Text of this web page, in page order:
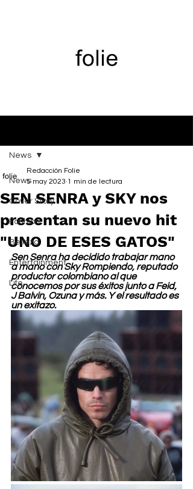
News
Cover Story
Fashion
Belleza
Entertainment
Life
News
SEN SENRA y SKY nos
presentan su nuevo hit
"UNO DE ESES GATOS"
Redacción Folie
5 may 2023 1 min de lectura
Sen Senra ha decidido trabajar mano
a mano con Sky Rompiendo, reputado
productor colombiano al que
conocemos por sus éxitos junto a Feid,
J Balvin, Ozuna y más. Y el resultado es
un exitazo.